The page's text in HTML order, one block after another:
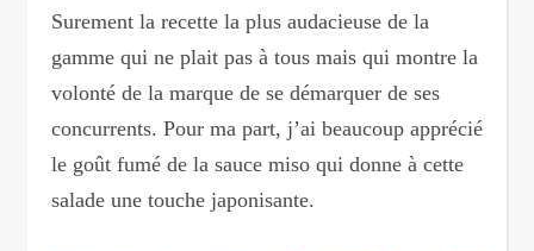
Surement la recette la plus audacieuse de la
gamme qui ne plait pas à tous mais qui montre la
volonté de la marque de se démarquer de ses
concurrents. Pour ma part, j’ai beaucoup apprécié
le goût fumé de la sauce miso qui donne à cette
salade une touche japonisante.